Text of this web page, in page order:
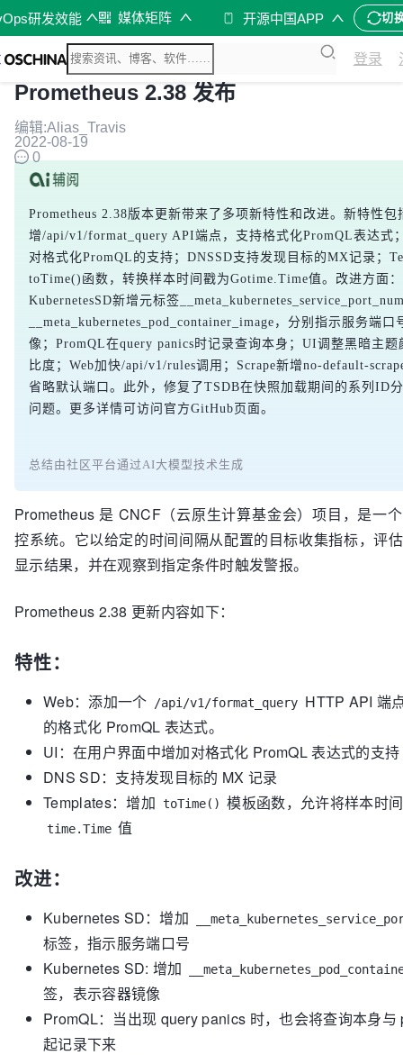
研发效能 媒体矩阵 开源中国APP 切
登录
Prometheus 2.38 发布
编辑:Alias_Travis
2022-08-19
0
Prometheus 2.38版本更新带来了多项新特性和改进。新特性包
增/api/v1/format_query API端点，支持格式化PromQL表达式
对格式化PromQL的支持；DNSSD支持发现目标的MX记录；
toTime()函数，转换样本时间戳为Gotime.Time值。改进方面：
KubernetesSD新增元标签
__meta_kubernetes_pod_container_image，分别指示服务端口
像；PromQL在query panics时记录查询本身；UI调整黑暗主题
比度；Web加快/api/v1/rules调用；Scrape新增no-default-
省略默认端口。此外，修复了TSDB在快照加载期间的系列ID
问题。更多详情可访问官方GitHub页面。
总结由社区平台通过AI大模型技术生成
Prometheus 是 CNCF（云原生计算基金会）项目，是一
控系统。它以给定的时间间隔从配置的目标收集指标，评
显示结果，并在观察到指定条件时触发警报。
Prometheus 2.38 更新内容如下：
特性：
Web：添加一个 /api/v1/format_query HTTP API 端
的格式化 PromQL 表达式。
UI：在用户界面中增加对格式化 PromQL 表达式的支持
DNS SD：支持发现目标的 MX 记录
Templates：增加 toTime() 模板函数，允许将样本时
time.Time 值
改进：
Kubernetes SD：增加
标签，指示服务端口号
Kubernetes SD: 增加
签，表示容器镜像
PromQL：当出现 query panics 时，也会将查询本身与
起记录下来